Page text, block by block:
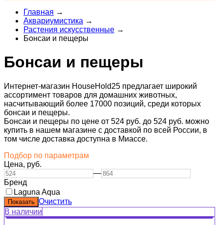
Главная →
Аквариумистика →
Растения искусственные →
Бонсаи и пещеры
Бонсаи и пещеры
Интернет-магазин HouseHold25 предлагает широкий
ассортимент товаров для домашних животных,
насчитывающий более 17000 позиций, среди которых
бонсаи и пещеры.
Бонсаи и пещеры по цене от 524 руб. до 524 руб. можно
купить в нашем магазине с доставкой по всей России, в
том числе доставка доступна в Миассе.
Подбор по параметрам
Цена, руб.
—
Бренд
Laguna Aqua
Очистить
В наличии